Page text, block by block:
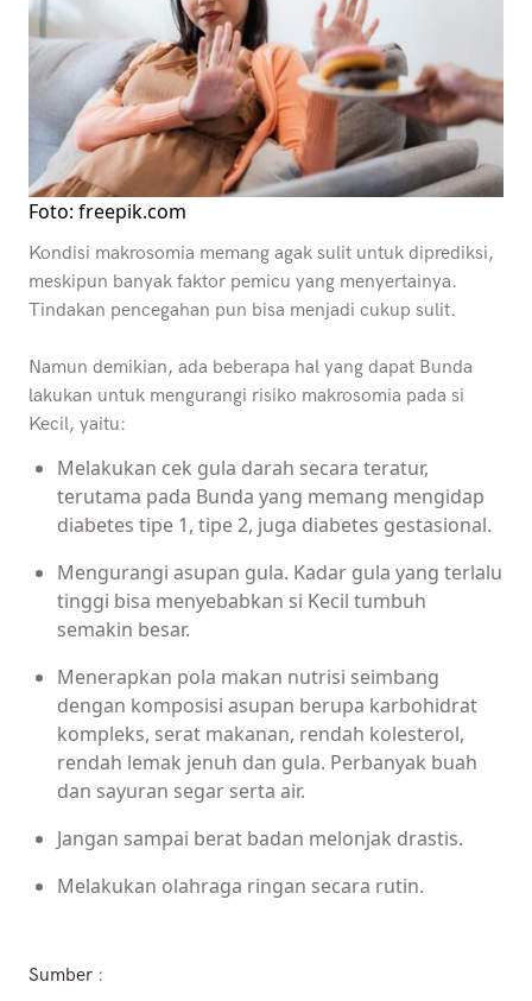
Foto: freepik.com
Kondisi makrosomia memang agak sulit untuk diprediksi,
meskipun banyak faktor pemicu yang menyertainya.
Tindakan pencegahan pun bisa menjadi cukup sulit.
Namun demikian, ada beberapa hal yang dapat Bunda
lakukan untuk mengurangi risiko makrosomia pada si
Kecil, yaitu:
Melakukan cek gula darah secara teratur,
terutama pada Bunda yang memang mengidap
diabetes tipe 1, tipe 2, juga diabetes gestasional.
Mengurangi asupan gula. Kadar gula yang terlalu
tinggi bisa menyebabkan si Kecil tumbuh
semakin besar.
Menerapkan pola makan nutrisi seimbang
dengan komposisi asupan berupa karbohidrat
kompleks, serat makanan, rendah kolesterol,
rendah lemak jenuh dan gula. Perbanyak buah
dan sayuran segar serta air.
Jangan sampai berat badan melonjak drastis.
Melakukan olahraga ringan secara rutin.
Sumber :